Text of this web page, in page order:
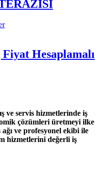
Hesaplamalı
ve servis hizmetlerinde iş
çözümleri üretmeyi ilke
ve profesyonel ekibi ile
hizmetlerini değerli iş